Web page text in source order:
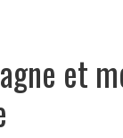
et